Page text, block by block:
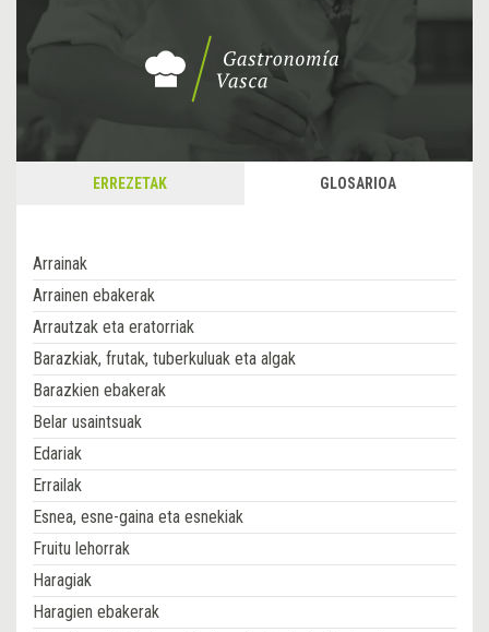
ERREZETAK GLOSARIOA
Arrainak
Arrainen ebakerak
Arrautzak eta eratorriak
Barazkiak, frutak, tuberkuluak eta algak
Barazkien ebakerak
Belar usaintsuak
Edariak
Errailak
Esnea, esne-gaina eta esnekiak
Fruitu lehorrak
Haragiak
Haragien ebakerak